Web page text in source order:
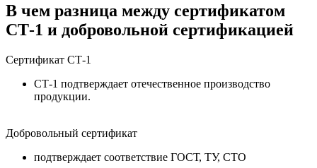
В чем разница между сертификатом
СТ-1 и добровольной сертификацией
Сертификат СТ-1
СТ-1 подтверждает отечественное производство
продукции.
Добровольный сертификат
подтверждает соответствие ГОСТ, ТУ, СТО